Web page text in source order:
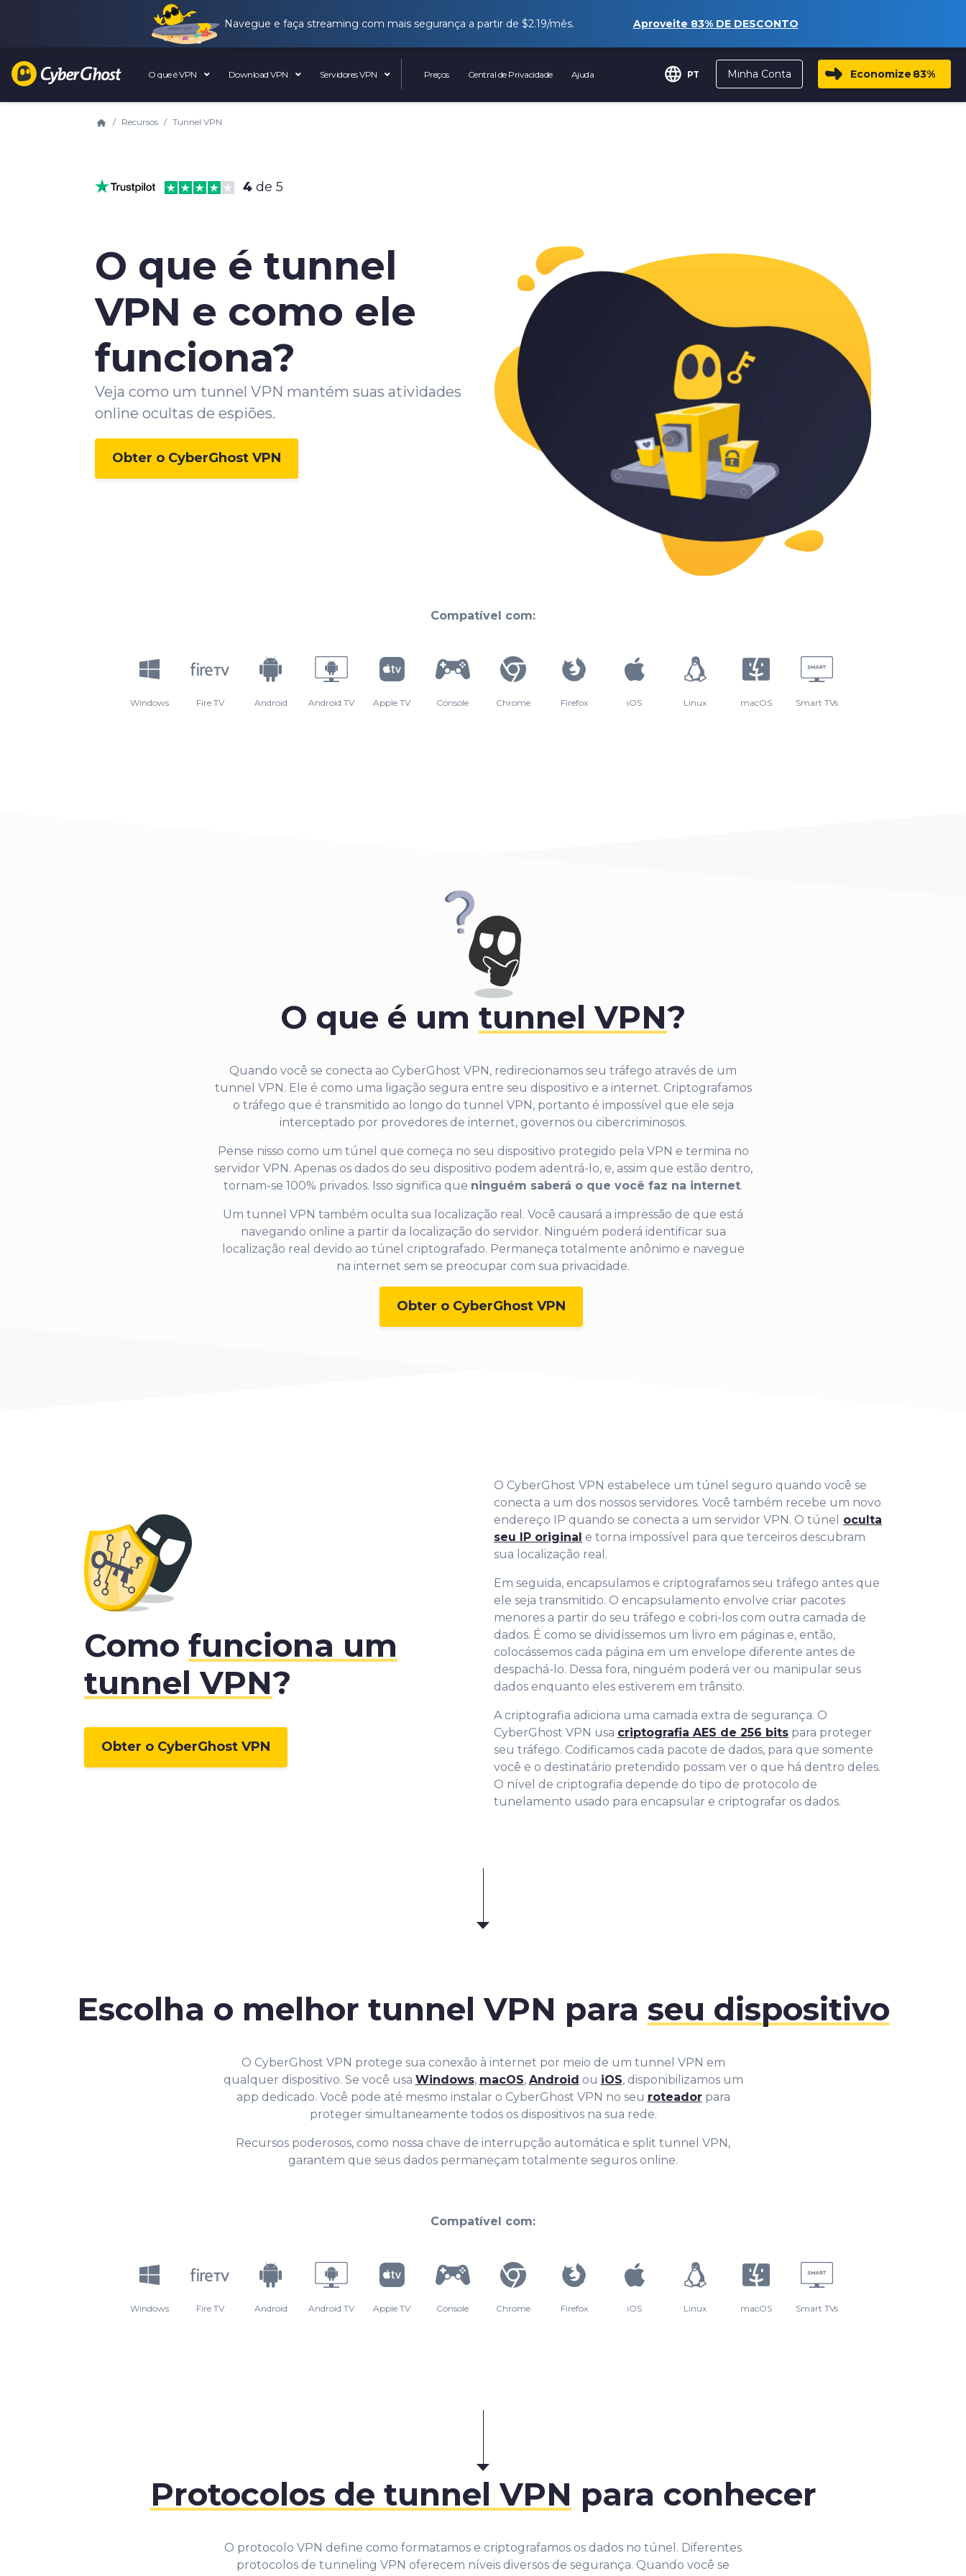
Navegue e faça streaming com mais segurança a partir de $2.19/mês. Aproveite 83%DE DESCONTO
O que é VPN Download VPN Servidores VPN Preços Central de Privacidade Ajuda PT Minha Conta Economize 83%
Recursos Tunnel VPN
4 de 5
O que é tunnel
VPN e como ele
funciona?
Veja como um tunnel VPN mantém suas atividades
online ocultas de espiões.
Obter o CyberGhost VPN
Compatível com:
Windows Fire TV Android Android TV Apple TV Console Chrome Firefox iOS Linux macOS Smart TVs
O que é um tunnel VPN?
Quando você se conecta ao CyberGhost VPN, redirecionamos seu tráfego através de um
tunnel VPN. Ele é como uma ligação segura entre seu dispositivo e a internet. Criptografamos
o tráfego que é transmitido ao longo do tunnel VPN, portanto é impossível que ele seja
interceptado por provedores de internet, governos ou cibercriminosos.
Pense nisso como um túnel que começa no seu dispositivo protegido pela VPN e termina no
servidor VPN. Apenas os dados do seu dispositivo podem adentrá-lo, e, assim que estão dentro,
tornam-se 100% privados. Isso significa que ninguém saberá o que você faz na internet.
Um tunnel VPN também oculta sua localização real. Você causará a impressão de que está
navegando online a partir da localização do servidor. Ninguém poderá identificar sua
localização real devido ao túnel criptografado. Permaneça totalmente anônimo e navegue
na internet sem se preocupar com sua privacidade.
Obter o CyberGhost VPN
Como funciona um
tunnel VPN?
Obter o CyberGhost VPN
O CyberGhost VPN estabelece um túnel seguro quando você se
conecta a um dos nossos servidores. Você também recebe um novo
endereço IP quando se conecta a um servidor VPN. O túnel
oculta
seu IP original e torna impossível para que terceiros descubram
sua localização real.
Em seguida, encapsulamos e criptografamos seu tráfego antes que
ele seja transmitido. O encapsulamento envolve criar pacotes
menores a partir do seu tráfego e cobri-los com outra camada de
dados. É como se dividíssemos um livro em páginas e, então,
colocássemos cada página em um envelope diferente antes de
despachá-lo. Dessa fora, ninguém poderá ver ou manipular seus
dados enquanto eles estiverem em trânsito.
A criptografia adiciona uma camada extra de segurança. O
CyberGhost VPN usa criptografia AES de 256 bits para proteger
seu tráfego. Codificamos cada pacote de dados, para que somente
você e o destinatário pretendido possam ver o que há dentro deles.
O nível de criptografia depende do tipo de protocolo de
tunelamento usado para encapsular e criptografar os dados.
Escolha o melhor tunnel VPN para seu dispositivo
O CyberGhost VPN protege sua conexão à internet por meio de um tunnel VPN em
qualquer dispositivo. Se você usa Windows, macOS, Android ou iOS, disponibilizamos um
app dedicado. Você pode até mesmo instalar o CyberGhost VPN no seu roteadorpara
proteger simultaneamente todos os dispositivos na sua rede.
Recursos poderosos, como nossa chave de interrupção automática e split tunnel VPN,
garantem que seus dados permaneçam totalmente seguros online.
Compatível com:
Windows Fire TV Android Android TV Apple TV Console Chrome Firefox iOS Linux macOS Smart TVs
Protocolos de tunnel VPN para conhecer
O protocolo VPN define como formatamos e criptografamos os dados no túnel. Diferentes
protocolos de tunneling VPN oferecem níveis diversos de segurança. Quando você se